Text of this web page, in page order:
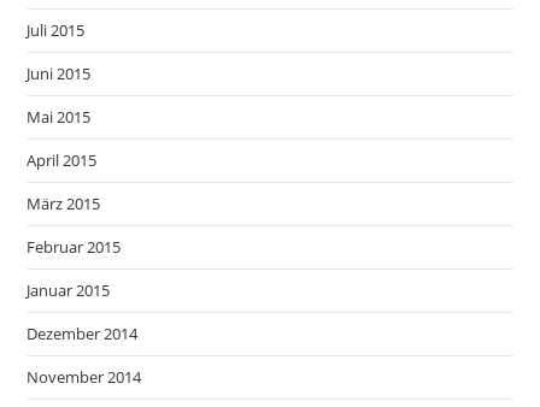
Juli 2015
Juni 2015
Mai 2015
April 2015
März 2015
Februar 2015
Januar 2015
Dezember 2014
November 2014